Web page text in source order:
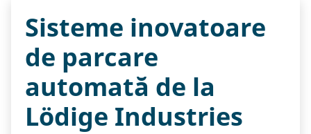
Sisteme inovatoare
de parcare
automată de la
Lödige Industries